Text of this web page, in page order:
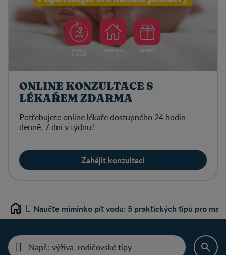
ONLINE KONZULTACE S
LÉKAŘEM ZDARMA
Potřebujete online lékaře dostupného 24 hodin
denně, 7 dní v týdnu?
Zahájit konzultaci
Home Naučte miminko pít vodu: 5 praktických tipů pro